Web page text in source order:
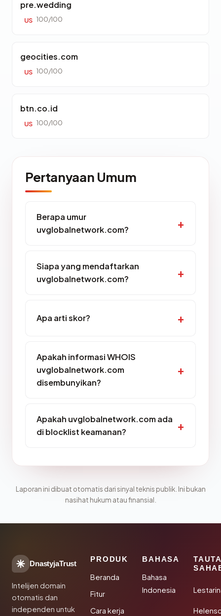
pre.wedding
US 100/100
geocities.com
US 100/100
btn.co.id
US 100/100
Pertanyaan Umum
Berapa umur
uvglobalnetwork.com?
Siapa yang mendaftarkan
uvglobalnetwork.com?
Apa arti skor?
Apakah informasi WHOIS
uvglobalnetwork.com
disembunyikan?
Apakah uvglobalnetwork.com ada
di blocklist keamanan?
Laporan ini dibuat otomatis dari sinyal teknis publik. Ini bukan
nasihat hukum atau finansial.
DnastyjaTrust
Intelijen domain
otomatis dan
independen untuk
PRODUK
Beranda
Fitur
Cara kerja
BAHASA
Bahasa
Indonesia